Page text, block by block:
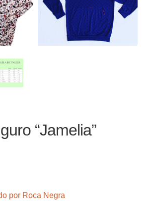
“Jamelia”
por Roca Negra